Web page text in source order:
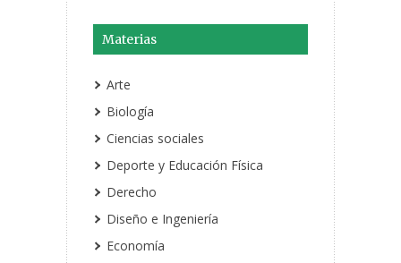
Materias
Arte
Biología
Ciencias sociales
Deporte y Educación Física
Derecho
Diseño e Ingeniería
Economía